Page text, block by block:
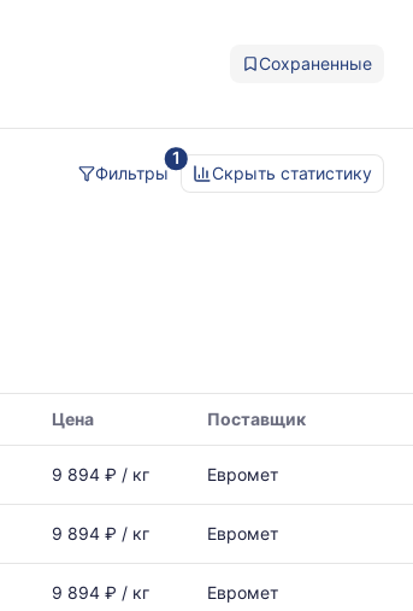
Сохраненные
1
Фильтры
Скрыть статистику
Цена Поставщик
9 894 ₽ / кг Евромет
9 894 ₽ / кг Евромет
9 894 ₽ / кг Евромет